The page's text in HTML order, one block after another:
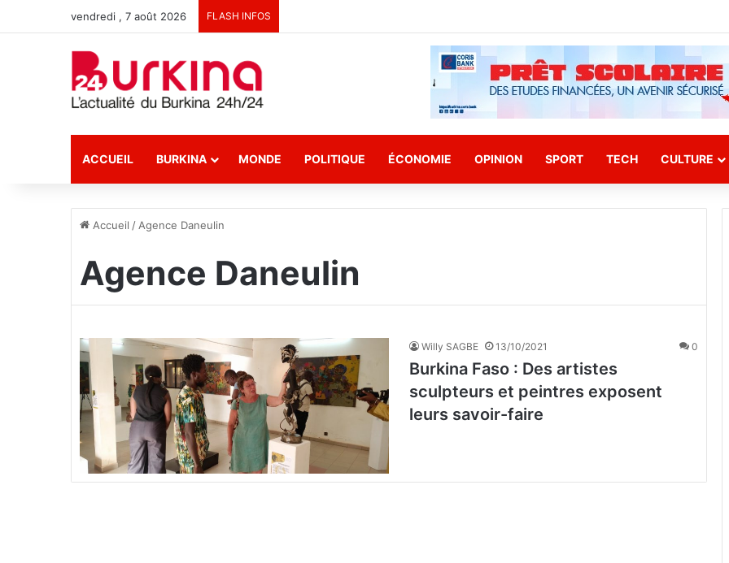
vendredi , 7 août 2026 FLASH INFOS
ACCUEIL BURKINA MONDE POLITIQUE ÉCONOMIE OPINION SPORT TECH CULTURE
Accueil / Agence Daneulin
Agence Daneulin
Willy SAGBE 13/10/2021 0
Burkina Faso : Des artistes
sculpteurs et peintres exposent
leurs savoir-faire